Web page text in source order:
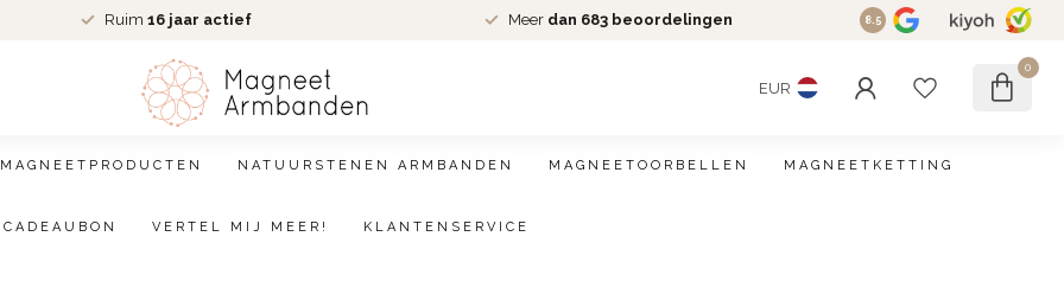
Ruim 16 jaar actief Meer dan 683 beoordelingen 8.5
EUR
0
MAGNEETPRODUCTEN NATUURSTENEN ARMBANDEN MAGNEETOORBELLEN MAGNEETKETTING
CADEAUBON VERTEL MIJ MEER! KLANTENSERVICE